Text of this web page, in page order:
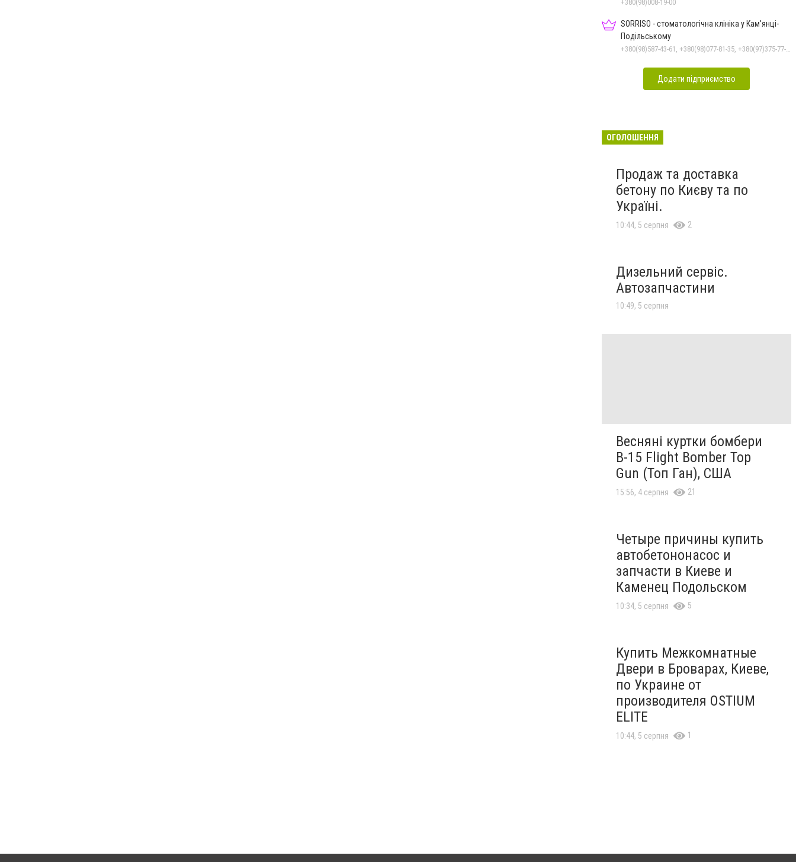
+380(98)008-19-00
SORRISO - стоматологічна клініка у Кам'янці-
Подільському
+380(98)587-43-61, +380(98)077-81-35, +380(97)375-77-72, +380(97)982-31-07
Додати підприємство
ОГОЛОШЕННЯ
Продаж та доставка
бетону по Києву та по
Україні.
10:44, 5 серпня 2
Дизельний сервіс.
Автозапчастини
10:49, 5 серпня
Весняні куртки бомбери
B-15 Flight Bomber Top
Gun (Топ Ган), США
15:56, 4 серпня 21
Четыре причины купить
автобетононасос и
запчасти в Киеве и
Каменец Подольском
10:34, 5 серпня 5
Купить Межкомнатные
Двери в Броварах, Киеве,
по Украине от
производителя OSTIUM
ELITE
10:44, 5 серпня 1